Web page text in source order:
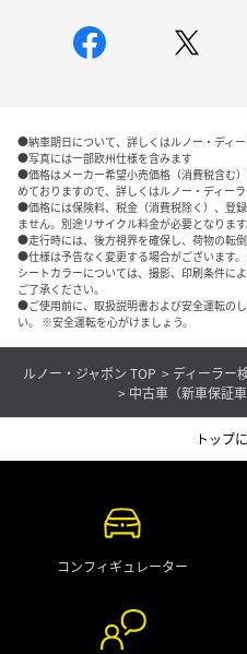
●納車期日について、詳しくはルノー・ディー
●写真には一部欧州仕様を含みます
●価格はメーカー希望小売価格（消費税含む
めておりますので、詳しくはルノー・ディー
●価格には保険料、税金（消費税除く）、登
ません。別途リサイクル料金が必要となりま
●走行時には、後方視界を確保し、荷物の転倒
●仕様は予告なく変更する場合がございます
シートカラーについては、撮影、印刷条件に
ご了承ください。
●ご使用前に、取扱説明書および安全運転の
い。 ※安全運転を心がけましょう。
ルノー・ジャポン TOP ディーラー
中古車（新車保証
トップ
コンフィギュレーター